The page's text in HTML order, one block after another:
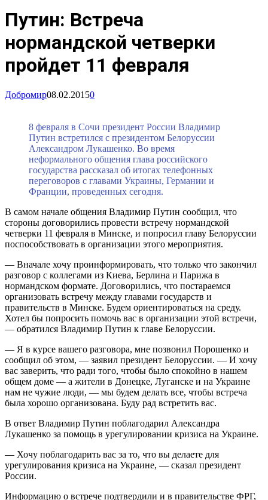
Путин: Встреча
нормандской четверки
пройдет 11 февраля
Добромир08.02.20150
8 февраля в Сочи президент России Владимир
Путин встретился с президентом Белоруcсии
Александром Лукашенко. Во время
неформального общения глава российского
государства рассказал об итогах телефонных
переговоров с главами Украины, Германии и
Франции, проведенных сегодня.
В самом начале общения Владимир Путин сообщил, что
стороны договорились провести встречу нормандской
четверки 11 февраля в Минске, и попросил главу Белоруссии
поспособствовать в организации этого мероприятия.
— Вначале хочу проинформировать, что только что закончил
разговор с коллегами из Киева, Берлина и Парижа в
нормандском формате. Договорились, что постараемся
организовать встречу между главами государств и
правительств в Минске. Будем ориентироваться на среду.
Хотел бы попросить помочь вас в организации этой встречи,
— обратился Владимир Путин к главе Белоруссии.
— Я в курсе вашего разговора, мне позвонил Порошенко и
сообщил об этом, — заявил президент Белоруссии. — И хочу
вас заверить, что ради того, чтобы было спокойно в нашем
общем доме — а жители в Донецке, Луганске и на Украине
нам не чужие люди, — мы будем делать все, чтобы встреча
была хорошо организована. Буду рад встретить вас.
В ответ Владимир Путин поблагодарил Александра
Лукашенко за помощь в урегулировании кризиса на Украине.
— Хочу поблагодарить вас за то, что вы делаете для
урегулирования кризиса на Украине, — сказал президент
России.
Информацию о встрече подтвердили и в правительстве ФРГ,